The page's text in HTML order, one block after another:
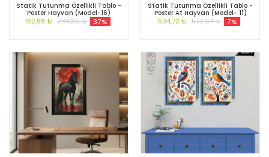
Statik Tutunma Özellikli Tablo -
Poster Hayvan (Model-16)
182,88 ₺ 289,80 ₺ 37%
Statik Tutunma Özellikli Tablo -
Poster At Hayvan (Model- 11)
534,72 ₺ 572,64 ₺ 7%